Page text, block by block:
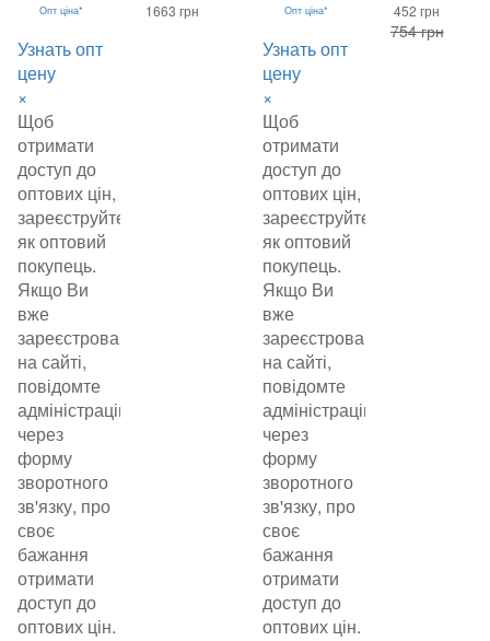
Опт ціна*
Узнать опт
цену
×
Щоб
отримати
доступ до
оптових цін,
зареєструйтеся
як оптовий
покупець.
Якщо Ви
вже
зареєстровані
на сайті,
повідомте
адміністрацію
через
форму
зворотного
зв'язку, про
своє
бажання
отримати
доступ до
оптових цін.
1663 грн Опт ціна*
Узнать опт
цену
×
Щоб
отримати
доступ до
оптових цін,
зареєструйтеся
як оптовий
покупець.
Якщо Ви
вже
зареєстровані
на сайті,
повідомте
адміністрацію
через
форму
зворотного
зв'язку, про
своє
бажання
отримати
доступ до
оптових цін.
452 грн
754 грн